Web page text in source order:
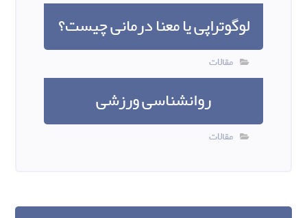
لوگوتراپی یا معنا درمانی چیست؟
مقالات
روانشناسی ورزشی
مقالات